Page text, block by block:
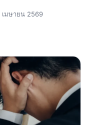
เมษายน 2569